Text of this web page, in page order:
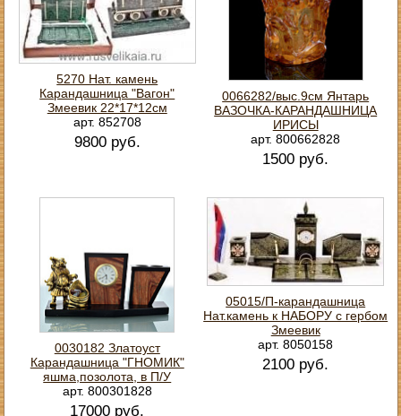
5270 Нат. камень
Карандашница "Вагон"
Змеевик 22*17*12см
арт. 852708
9800 руб.
0066282/выс.9см Янтарь
ВАЗОЧКА-КАРАНДАШНИЦА
ИРИСЫ
арт. 800662828
1500 руб.
0030182 Златоуст
Карандашница "ГНОМИК"
яшма,позолота, в П/У
арт. 800301828
17000 руб.
05015/П-карандашница
Нат.камень к НАБОРУ с гербом
Змеевик
арт. 8050158
2100 руб.